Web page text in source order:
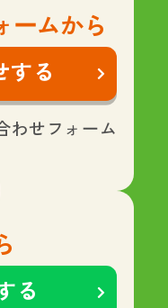
ームから
する
わせフォーム
る